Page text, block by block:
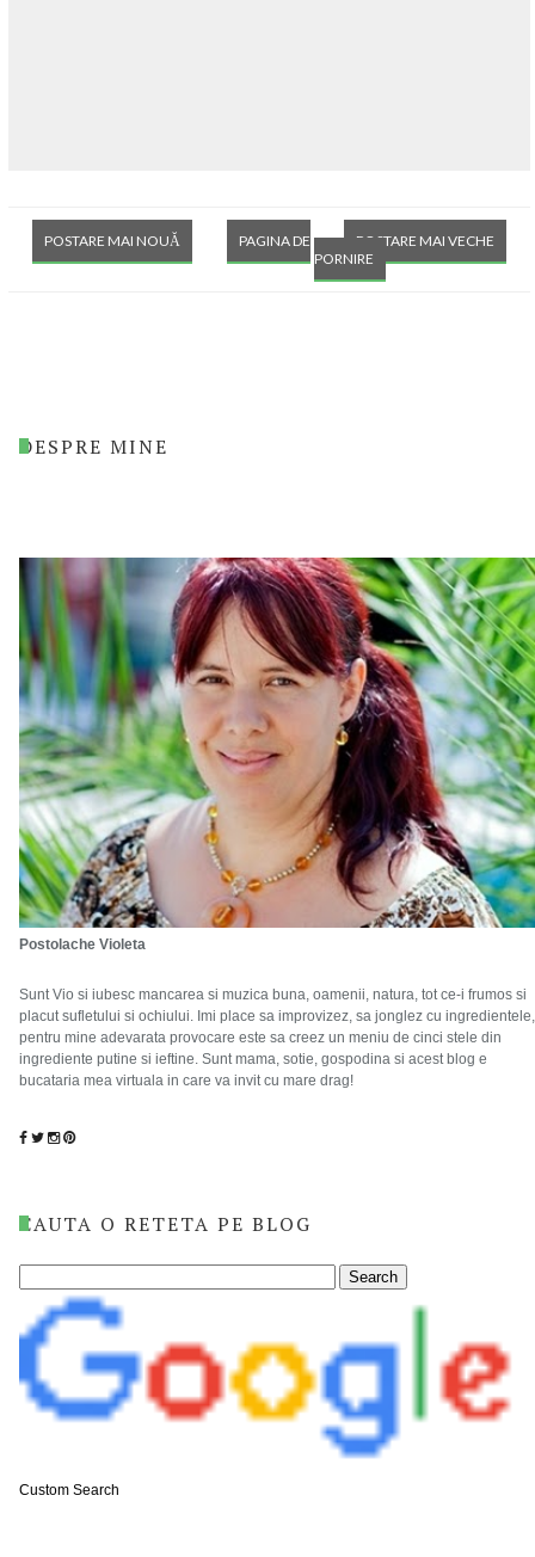
POSTARE MAI NOUĂ POSTARE MAI VECHE
PAGINA DE
PORNIRE
DESPRE MINE
Postolache Violeta
Sunt Vio si iubesc mancarea si muzica buna, oamenii, natura, tot ce-i frumos si
placut sufletului si ochiului. Imi place sa improvizez, sa jonglez cu ingredientele,
pentru mine adevarata provocare este sa creez un meniu de cinci stele din
ingrediente putine si ieftine. Sunt mama, sotie, gospodina si acest blog e
bucataria mea virtuala in care va invit cu mare drag!
CAUTA O RETETA PE BLOG
Custom Search